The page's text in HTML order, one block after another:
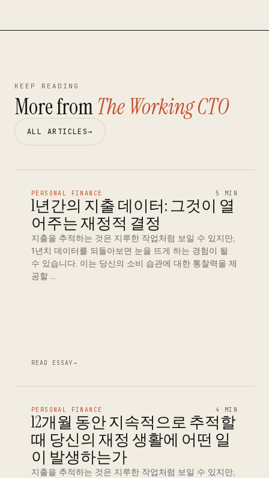
KEEP READING
More fromThe Working CTO
ALL ARTICLES→
PERSONAL FINANCE 5 MIN
1년간의 지출 데이터: 그것이 열
어주는 재정적 결정
지출을 추적하는 것은 지루한 작업처럼 보일 수 있지만,
1년치 데이터를 되돌아보면 눈을 뜨게 하는 경험이 될
수 있습니다. 이는 당신의 소비 습관에 대한 통찰력을 제
공할 …
READ ESSAY→
PERSONAL FINANCE 4 MIN
12개월 동안 지속적으로 추적할
때 당신의 재정 생활에 어떤 일
이 발생하는가
지출을 추적하는 것은 지루한 작업처럼 보일 수 있지만,